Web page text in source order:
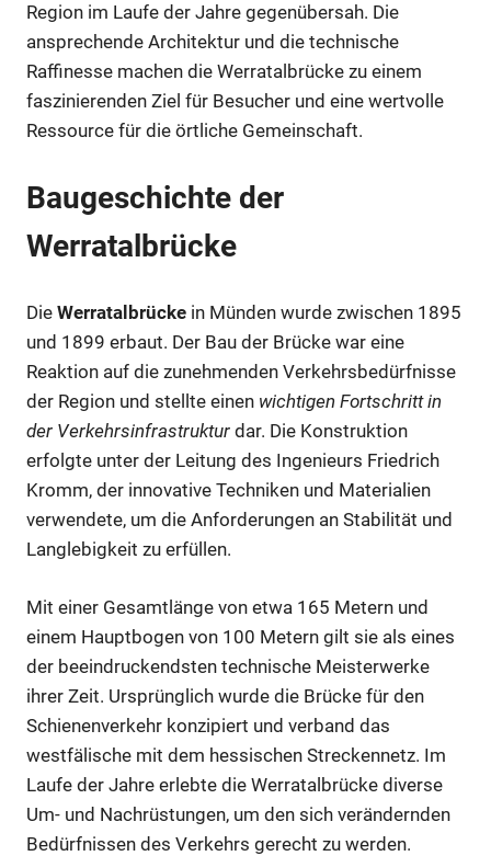
Region im Laufe der Jahre gegenübersah. Die
ansprechende Architektur und die technische
Raffinesse machen die Werratalbrücke zu einem
faszinierenden Ziel für Besucher und eine wertvolle
Ressource für die örtliche Gemeinschaft.
Baugeschichte der
Werratalbrücke
Die Werratalbrücke in Münden wurde zwischen 1895
und 1899 erbaut. Der Bau der Brücke war eine
Reaktion auf die zunehmenden Verkehrsbedürfnisse
der Region und stellte einen wichtigen Fortschritt in
der Verkehrsinfrastruktur dar. Die Konstruktion
erfolgte unter der Leitung des Ingenieurs Friedrich
Kromm, der innovative Techniken und Materialien
verwendete, um die Anforderungen an Stabilität und
Langlebigkeit zu erfüllen.
Mit einer Gesamtlänge von etwa 165 Metern und
einem Hauptbogen von 100 Metern gilt sie als eines
der beeindruckendsten technische Meisterwerke
ihrer Zeit. Ursprünglich wurde die Brücke für den
Schienenverkehr konzipiert und verband das
westfälische mit dem hessischen Streckennetz. Im
Laufe der Jahre erlebte die Werratalbrücke diverse
Um- und Nachrüstungen, um den sich verändernden
Bedürfnissen des Verkehrs gerecht zu werden.